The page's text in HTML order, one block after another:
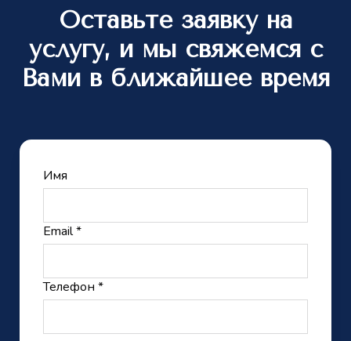
Оставьте заявку на
услугу, и мы свяжемся с
Вами в ближайшее время
Имя
Email *
Телефон *